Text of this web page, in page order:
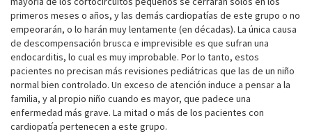
primeros meses o años, y las demás cardiopatías de este grupo o no
empeorarán, o lo harán muy lentamente (en décadas). La única causa
de descompensación brusca e imprevisible es que sufran una
endocarditis, lo cual es muy improbable. Por lo tanto, estos
pacientes no precisan más revisiones pediátricas que las de un niño
normal bien controlado. Un exceso de atención induce a pensar a la
familia, y al propio niño cuando es mayor, que padece una
enfermedad más grave. La mitad o más de los pacientes con
cardiopatía pertenecen a este grupo.